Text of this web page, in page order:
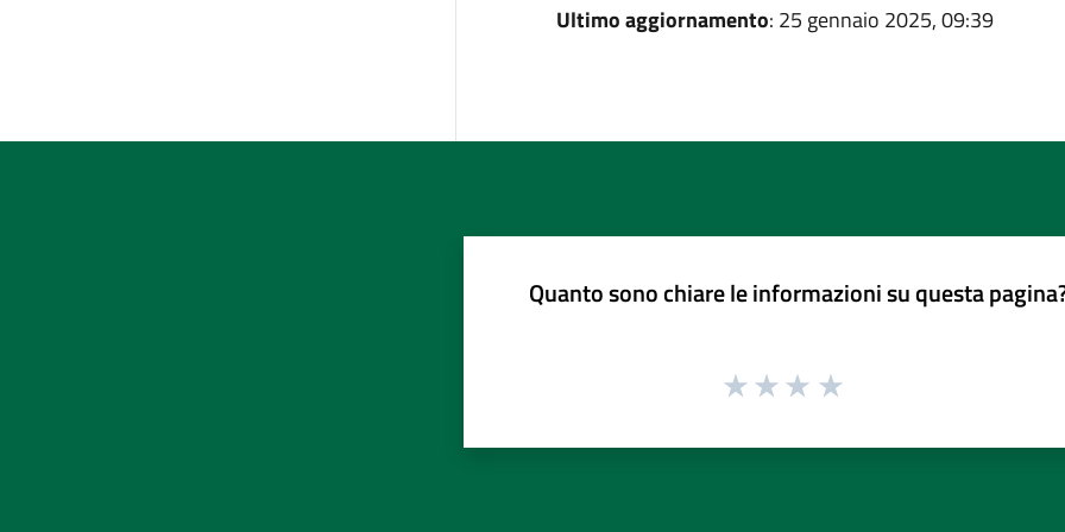
Ultimo aggiornamento: 25 gennaio 2025, 09:39
Quanto sono chiare le informazioni su questa